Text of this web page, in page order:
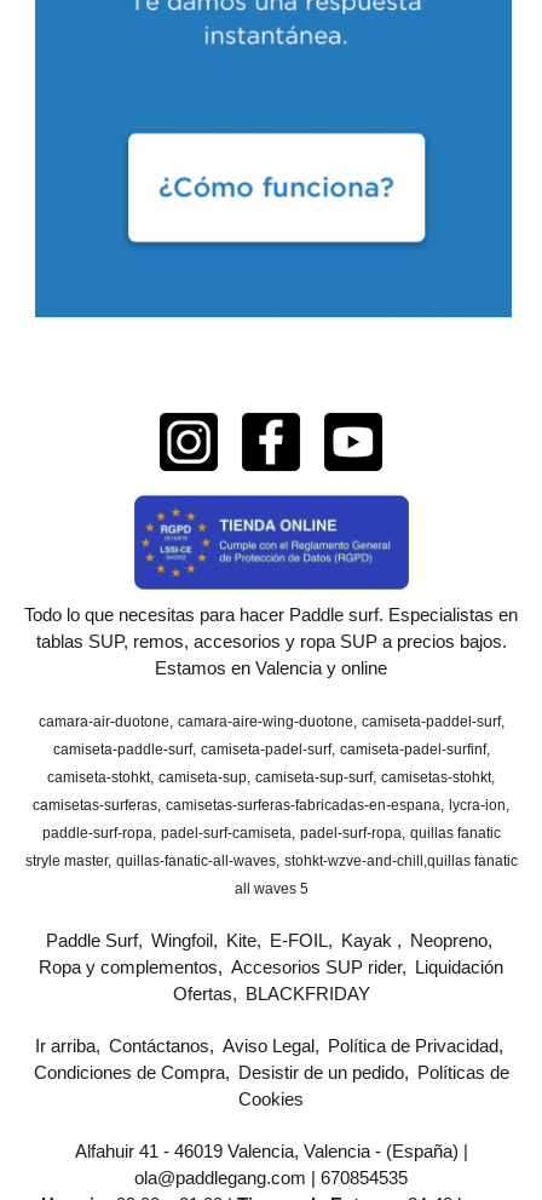
Todo lo que necesitas para hacer Paddle surf. Especialistas en
tablas SUP, remos, accesorios y ropa SUP a precios bajos.
Estamos en Valencia y online
camara-air-duotone camara-aire-wing-duotone camiseta-paddel-surf
camiseta-paddle-surf camiseta-padel-surf camiseta-padel-surfinf
camiseta-stohkt camiseta-sup camiseta-sup-surf camisetas-stohkt
camisetas-surferas camisetas-surferas-fabricadas-en-espana
lycra-ion
paddle-surf-ropa padel-surf-camiseta padel-surf-ropa quillas fanatic
stryle master quillas-fanatic-all-waves stohkt-wzve-and-chill
​quillas fanatic
all waves 5
Paddle Surf Wingfoil Kite E-FOIL Kayak
Neopreno
Ropa y complementos
Accesorios SUP rider
Liquidación
Ofertas
BLACKFRIDAY
Ir arriba Contáctanos Aviso Legal
Política de Privacidad
Condiciones de Compra
Desistir de un pedido
Políticas de
Cookies
Alfahuir 41 - 46019 Valencia, Valencia - (España) |
ola@paddlegang.com | 670854535